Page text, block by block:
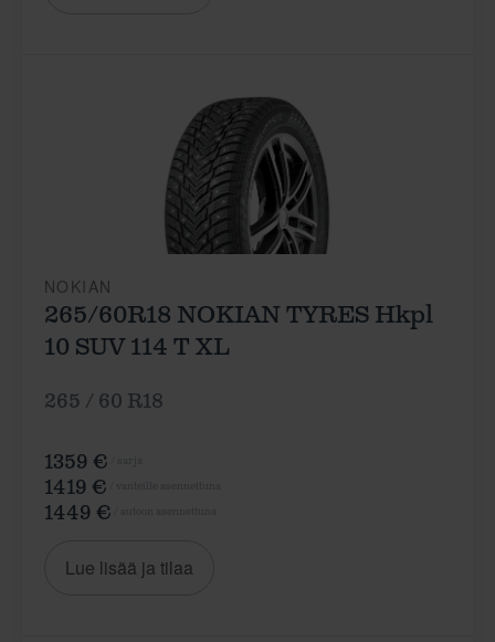
NOKIAN
265/60R18 NOKIAN TYRES Hkpl
10 SUV 114 T XL
265 / 60 R18
1359 €
1419 €
1449 €
Lue lisää ja tilaa